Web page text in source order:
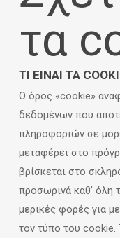
τα
ΤΊ ΕΊΝΑΙ ΤΑ
Ο όρος «cookie»
δεδομένων που
πληροφοριών σε
μεταφέρει στο
βρίσκεται στο
προσωρινά καθ’ όλη
μερικές φορές για
τον τύπο του